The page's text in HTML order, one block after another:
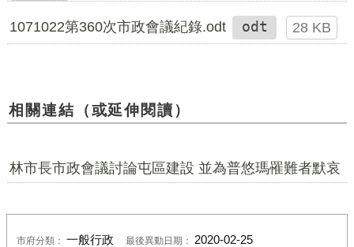
1071022第360次市政會議紀錄.odt odt 28 KB
相關連結（或延伸閱讀）
林市長市政會議討論屯區建設 並為普悠瑪罹難者默哀
市府分類： 一般行政 最後異動日期： 2020-02-25